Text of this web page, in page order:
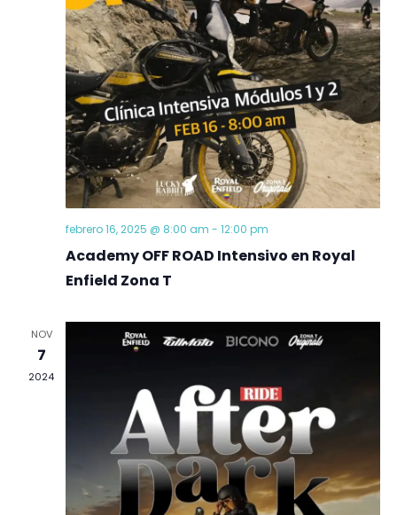
febrero 16, 2025 @ 8:00 am - 12:00 pm
Academy OFF ROAD Intensivo en Royal
Enfield Zona T
NOV
7
2024